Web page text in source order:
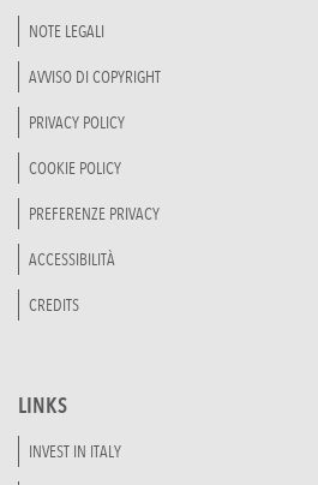
NOTE LEGALI
AVVISO DI COPYRIGHT
PRIVACY POLICY
COOKIE POLICY
PREFERENZE PRIVACY
ACCESSIBILITÀ
CREDITS
LINKS
INVEST IN ITALY